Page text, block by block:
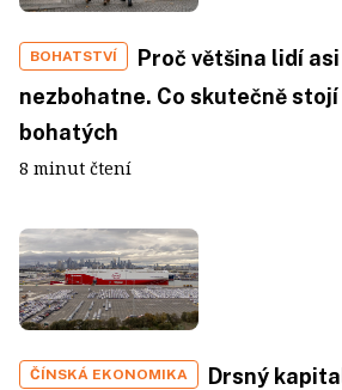
BOHATSTVÍ
Proč většina lidí
nezbohatne. Co skutečně
bohatých
8 minut čtení
ČÍNSKÁ EKONOMIKA
Drsný